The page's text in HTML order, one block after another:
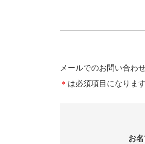
メールでのお問い合わ
＊ は必須項目になります
お